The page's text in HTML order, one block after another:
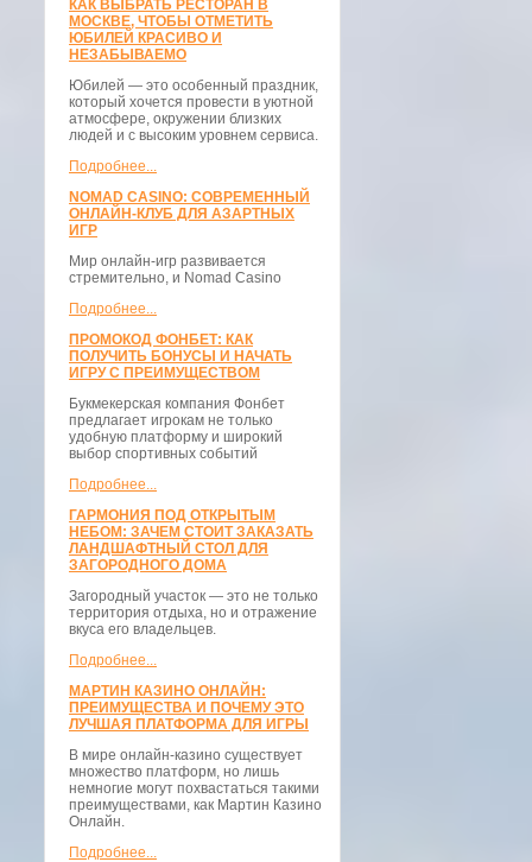
КАК ВЫБРАТЬ РЕСТОРАН В
МОСКВЕ, ЧТОБЫ ОТМЕТИТЬ
ЮБИЛЕЙ КРАСИВО И
НЕЗАБЫВАЕМО
Юбилей — это особенный праздник,
который хочется провести в уютной
атмосфере, окружении близких
людей и с высоким уровнем сервиса.
Подробнее...
NOMAD CASINO: СОВРЕМЕННЫЙ
ОНЛАЙН-КЛУБ ДЛЯ АЗАРТНЫХ
ИГР
Мир онлайн-игр развивается
стремительно, и Nomad Casino
Подробнее...
ПРОМОКОД ФОНБЕТ: КАК
ПОЛУЧИТЬ БОНУСЫ И НАЧАТЬ
ИГРУ С ПРЕИМУЩЕСТВОМ
Букмекерская компания Фонбет
предлагает игрокам не только
удобную платформу и широкий
выбор спортивных событий
Подробнее...
ГАРМОНИЯ ПОД ОТКРЫТЫМ
НЕБОМ: ЗАЧЕМ СТОИТ ЗАКАЗАТЬ
ЛАНДШАФТНЫЙ СТОЛ ДЛЯ
ЗАГОРОДНОГО ДОМА
Загородный участок — это не только
территория отдыха, но и отражение
вкуса его владельцев.
Подробнее...
МАРТИН КАЗИНО ОНЛАЙН:
ПРЕИМУЩЕСТВА И ПОЧЕМУ ЭТО
ЛУЧШАЯ ПЛАТФОРМА ДЛЯ ИГРЫ
В мире онлайн-казино существует
множество платформ, но лишь
немногие могут похвастаться такими
преимуществами, как Мартин Казино
Онлайн.
Подробнее...